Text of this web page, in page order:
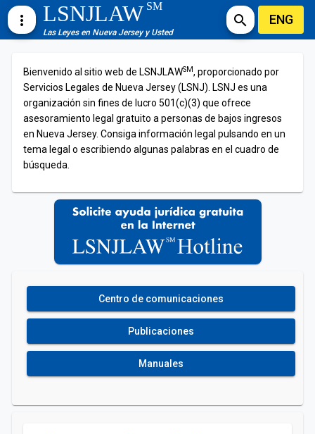
more_vert LSNJLAWSM
Las Leyes en Nueva Jersey y Usted
search ENG
Bienvenido al sitio web de LSNJLAWSM, proporcionado por
Servicios Legales de Nueva Jersey (LSNJ). LSNJ es una
organización sin fines de lucro 501(c)(3) que ofrece
asesoramiento legal gratuito a personas de bajos ingresos
en Nueva Jersey. Consiga información legal pulsando en un
tema legal o escribiendo algunas palabras en el cuadro de
búsqueda.
Centro de comunicaciones
Publicaciones
Manuales